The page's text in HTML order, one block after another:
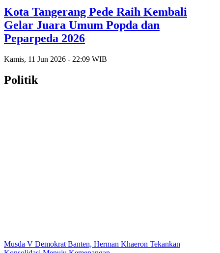
Kota Tangerang Pede Raih Kembali
Gelar Juara Umum Popda dan
Peparpeda 2026
Kamis, 11 Jun 2026 - 22:09 WIB
Politik
Musda V Demokrat Banten, Herman Khaeron Tekankan